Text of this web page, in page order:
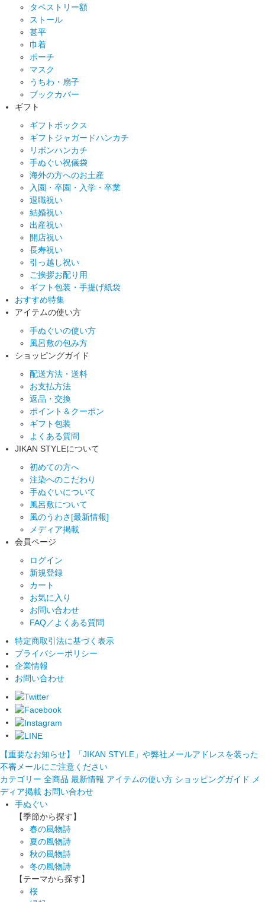
タペストリー額
ストール
甚平
巾着
ポーチ
マスク
うちわ・扇子
ブックカバー
ギフト
ギフトボックス
ギフトジャガードハンカチ
リボンハンカチ
手ぬぐい祝儀袋
海外の方へのお土産
入園・卒園・入学・卒業
退職祝い
結婚祝い
出産祝い
開店祝い
長寿祝い
引っ越し祝い
ご挨拶お配り用
ギフト包装・手提げ紙袋
おすすめ特集
アイテムの使い方
手ぬぐいの使い方
風呂敷の包み方
ショッピングガイド
配送方法・送料
お支払方法
返品・交換
ポイント＆クーポン
ギフト包装
よくある質問
JIKAN STYLEについて
初めての方へ
注染へのこだわり
手ぬぐいについて
風呂敷について
風のうわさ[最新情報]
メディア掲載
会員ページ
ログイン
新規登録
カート
お気に入り
お問い合わせ
FAQ／よくある質問
特定商取引法に基づく表示
プライバシーポリシー
企業情報
お問い合わせ
【重要なお知らせ】「JIKAN STYLE」や弊社メールアドレスを装った
不審メールにご注意ください
カテゴリー 全商品 最新情報 アイテムの使い方 ショッピングガイド
メ
ディア掲載 お問い合わせ
手ぬぐい
【季節から探す】
春の風物詩
夏の風物詩
秋の風物詩
冬の風物詩
【テーマから探す】
桜